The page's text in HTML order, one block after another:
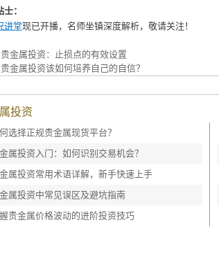
：
讲堂现已开播，名师坐镇深度解析，敬请关注！
贵金属投资：止损点的有效设置
贵金属投资该如何培养自己的自信？
投资
选择正规贵金属现货平台？
属投资入门：如何识别交易机会？
属投资常用术语详解，新手快速上手
属投资中常见误区及避坑指南
贵金属价格波动的进阶投资技巧